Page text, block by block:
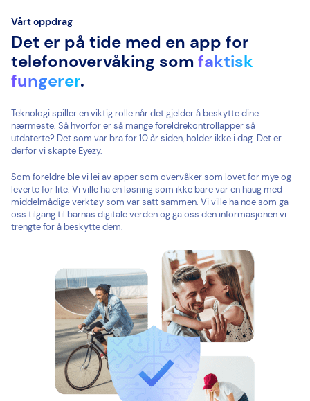
Vårt oppdrag
Det er på tide med en app for
telefonovervåking somfaktisk
fungerer.
Teknologi spiller en viktig rolle når det gjelder å beskytte dine
nærmeste. Så hvorfor er så mange foreldrekontrollapper så
utdaterte? Det som var bra for 10 år siden, holder ikke i dag. Det er
derfor vi skapte Eyezy.
Som foreldre ble vi lei av apper som overvåker som lovet for mye og
leverte for lite. Vi ville ha en løsning som ikke bare var en haug med
middelmådige verktøy som var satt sammen. Vi ville ha noe som ga
oss tilgang til barnas digitale verden og ga oss den informasjonen vi
trengte for å beskytte dem.